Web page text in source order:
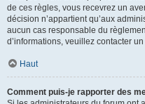
de ces règles, vous recevrez un
décision n’appartient qu’aux
aucun cas responsable du
d’informations, veuillez contacter
Haut
Comment puis-je rapporter des